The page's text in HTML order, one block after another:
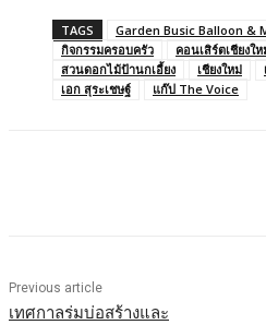
TAGS Garden Busic Balloon &
กิจกรรมครอบครัว
คอนเสิร์ตเชียงให
สวนดอกไม้ป้านกเอี้ยง
เชียงใหม่
เอก สุระเชษฐ์
แก๊ป The Voice
Previous article
เทศกาลร่มบ่อสร้างและ